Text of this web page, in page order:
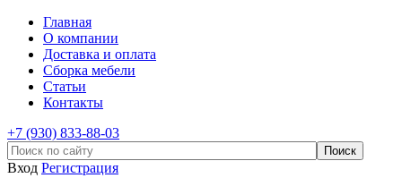
Главная
О компании
Доставка и оплата
Сборка мебели
Статьи
Контакты
+7 (930) 833-88-03
Вход Регистрация